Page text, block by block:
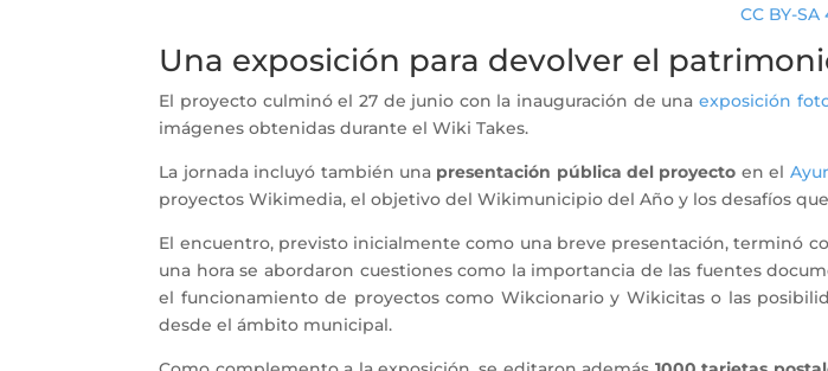
CC BY-SA
Una exposición para devolver el
El proyecto culminó el 27 de junio con la inauguración de una exposición
imágenes obtenidas durante el Wiki Takes.
La jornada incluyó también una presentación pública del proyecto en el
proyectos Wikimedia, el objetivo del Wikimunicipio del Año y los desafíos
El encuentro, previsto inicialmente como una breve presentación, terminó
una hora se abordaron cuestiones como la importancia de las fuentes
el funcionamiento de proyectos como Wikcionario y Wikicitas o las
desde el ámbito municipal.